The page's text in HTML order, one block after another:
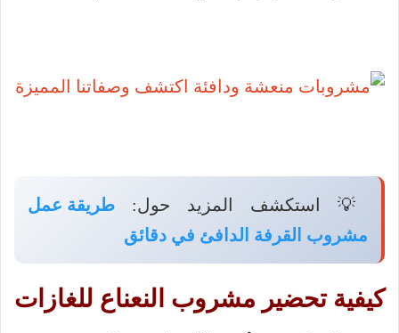
💡 استكشف المزيد حول: طريقة عمل
مشروب القرفة الدافئ في دقائق
كيفية تحضير مشروب النعناع للغازات